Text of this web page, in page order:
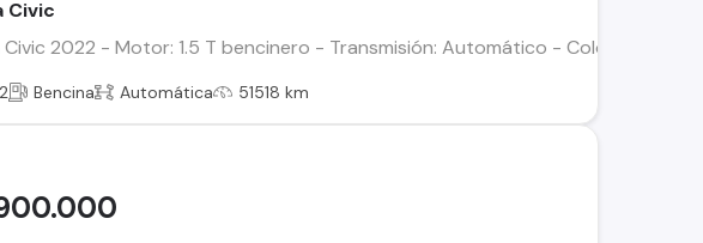
Civic
2022 - Motor: 1.5 T bencinero - Transmisión: Automático - Color: Blanco
Bencina Automática 51518 km